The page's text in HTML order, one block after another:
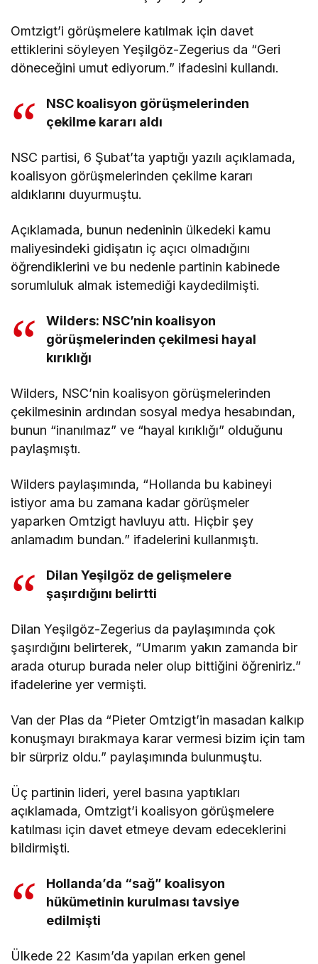
Omtzigt’i görüşmelere katılmak için davet
ettiklerini söyleyen Yeşilgöz-Zegerius da “Geri
döneceğini umut ediyorum.” ifadesini kullandı.
NSC koalisyon görüşmelerinden
çekilme kararı aldı
NSC partisi, 6 Şubat’ta yaptığı yazılı açıklamada,
koalisyon görüşmelerinden çekilme kararı
aldıklarını duyurmuştu.
Açıklamada, bunun nedeninin ülkedeki kamu
maliyesindeki gidişatın iç açıcı olmadığını
öğrendiklerini ve bu nedenle partinin kabinede
sorumluluk almak istemediği kaydedilmişti.
Wilders: NSC’nin koalisyon
görüşmelerinden çekilmesi hayal
kırıklığı
Wilders, NSC’nin koalisyon görüşmelerinden
çekilmesinin ardından sosyal medya hesabından,
bunun “inanılmaz” ve “hayal kırıklığı” olduğunu
paylaşmıştı.
Wilders paylaşımında, “Hollanda bu kabineyi
istiyor ama bu zamana kadar görüşmeler
yaparken Omtzigt havluyu attı. Hiçbir şey
anlamadım bundan.” ifadelerini kullanmıştı.
Dilan Yeşilgöz de gelişmelere
şaşırdığını belirtti
Dilan Yeşilgöz-Zegerius da paylaşımında çok
şaşırdığını belirterek, “Umarım yakın zamanda bir
arada oturup burada neler olup bittiğini öğreniriz.”
ifadelerine yer vermişti.
Van der Plas da “Pieter Omtzigt’in masadan kalkıp
konuşmayı bırakmaya karar vermesi bizim için tam
bir sürpriz oldu.” paylaşımında bulunmuştu.
Üç partinin lideri, yerel basına yaptıkları
açıklamada, Omtzigt’i koalisyon görüşmelere
katılması için davet etmeye devam edeceklerini
bildirmişti.
Hollanda’da “sağ” koalisyon
hükümetinin kurulması tavsiye
edilmişti
Ülkede 22 Kasım’da yapılan erken genel